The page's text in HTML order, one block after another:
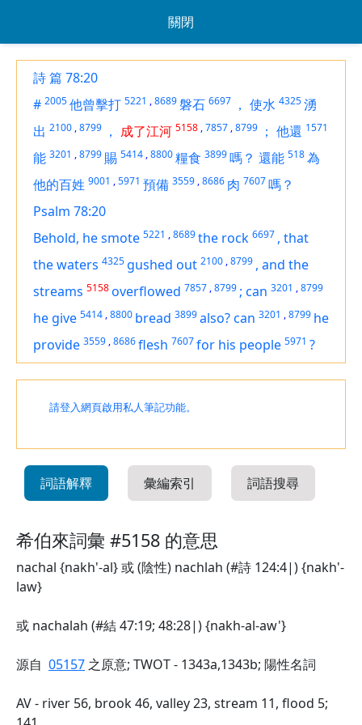
關閉
詩 篇 78:20
# 2005他曾擊打 5221 ,8689磐石 6697 ， 使水 4325湧
出 2100 ,8799 ， 成了江河 5158 ,7857 ,8799 ； 他還 1571
能 3201 ,8799 賜 5414 ,8800糧食 3899嗎？ 還能 518為
他的百姓 9001 ,5971 預備 3559 ,8686 肉 7607嗎？
Psalm 78:20
Behold, he smote 5221 ,8689the rock 6697 , that
the waters 4325 gushed out 2100 ,8799 , and the
streams 5158overflowed 7857 ,8799 ; can 3201 ,8799
he give 5414 ,8800 bread 3899also? can 3201 ,8799 he
provide 3559 ,8686flesh 7607for his people 5971 ?
請登入網頁啟用私人筆記功能。
詞語解釋 彙編索引 詞語搜尋
希伯來詞彙 #5158 的意思
nachal {nakh'-al} 或 (陰性) nachlah (#詩 124:4|) {nakh'-
law}
或 nachalah (#結 47:19; 48:28|) {nakh-al-aw'}
源自 05157 之原意; TWOT - 1343a,1343b; 陽性名詞
AV - river 56, brook 46, valley 23, stream 11, flood 5;